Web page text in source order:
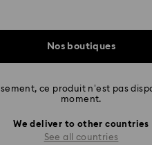
Nos boutiques
ce produit n’est pas
moment.
We deliver to other countries
See all countries